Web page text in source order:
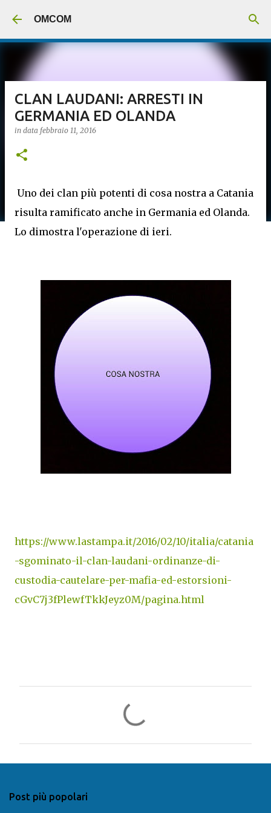
OMCOM
CLAN LAUDANI: ARRESTI IN
GERMANIA ED OLANDA
in data febbraio 11, 2016
Uno dei clan più potenti di cosa nostra a Catania
risulta ramificato anche in Germania ed Olanda.
Lo dimostra l'operazione di ieri.
https://www.lastampa.it/2016/02/10/italia/catania
-sgominato-il-clan-laudani-ordinanze-di-
custodia-cautelare-per-mafia-ed-estorsioni-
cGvC7j3fPlewfTkkJeyz0M/pagina.html
Post più popolari